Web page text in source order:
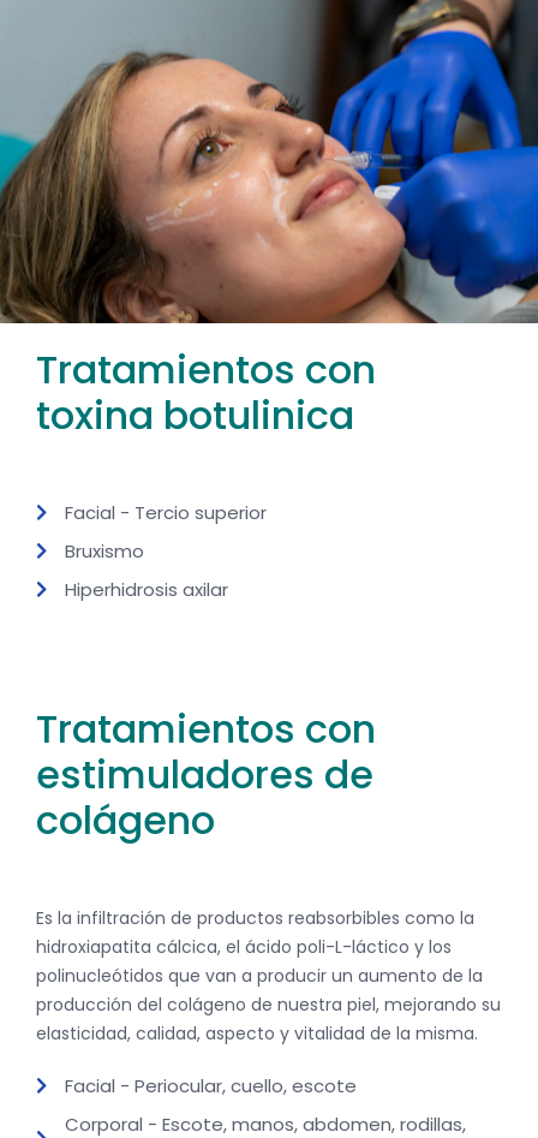
Tratamientos con
toxina botulinica
Facial - Tercio superior
Bruxismo
Hiperhidrosis axilar
Tratamientos con
estimuladores de
colágeno
Es la infiltración de productos reabsorbibles como la
hidroxiapatita cálcica, el ácido poli-L-láctico y los
polinucleótidos que van a producir un aumento de la
producción del colágeno de nuestra piel, mejorando su
elasticidad, calidad, aspecto y vitalidad de la misma.
Facial - Periocular, cuello, escote
Corporal - Escote, manos, abdomen, rodillas,